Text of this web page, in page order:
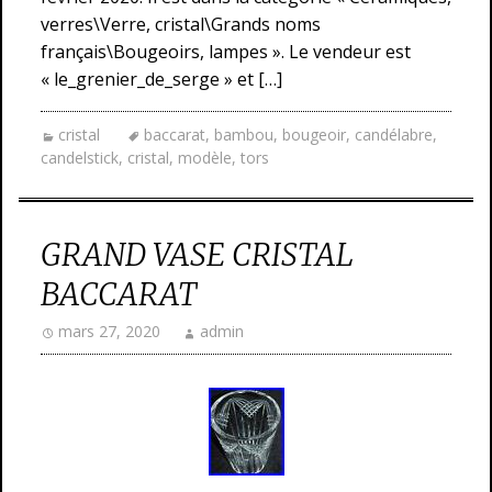
verres\Verre, cristal\Grands noms
français\Bougeoirs, lampes ». Le vendeur est
« le_grenier_de_serge » et […]
cristal baccarat, bambou, bougeoir, candélabre,
candelstick, cristal, modèle, tors
GRAND VASE CRISTAL
BACCARAT
mars 27, 2020 admin